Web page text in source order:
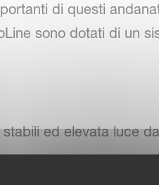
di questi
sono dotati di un
ed elevata luce
Quattro con